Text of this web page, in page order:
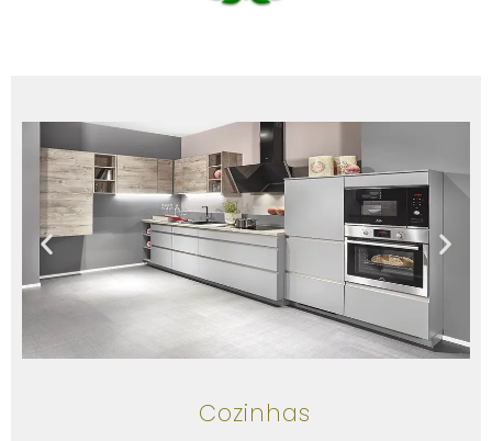
Cozinhas